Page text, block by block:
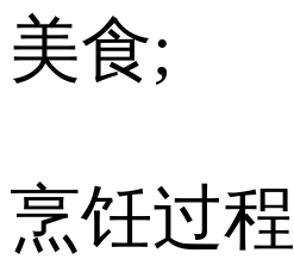
美食;
烹饪过